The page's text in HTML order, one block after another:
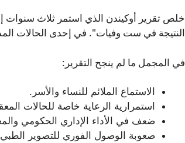
خلص تقرير أوكيندن الذي استمر ثلاث سنوات
النتيجة في ست وفيات". في إحدى الحالات
في المجمل ما لم ينجح التقرير:
الاستماع الملائم للنساء والأسر.
استمرارية الرعاية خاصة للحالات
ضعف في الأداء الإداري الحكومي
صعوبة الوصول الفوري للتصوير